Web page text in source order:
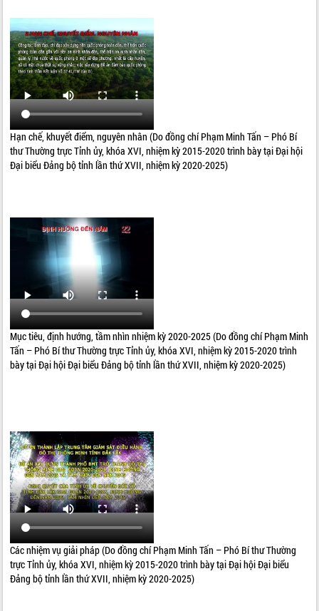
Hạn chế, khuyết điểm, nguyên nhân (Do đồng chí Phạm Minh Tấn – Phó Bí
thư Thường trực Tỉnh ủy, khóa XVI, nhiệm kỳ 2015-2020 trình bày tại Đại hội
Đại biểu Đảng bộ tỉnh lần thứ XVII, nhiệm kỳ 2020-2025)
Mục tiêu, định hướng, tầm nhìn nhiệm kỳ 2020-2025 (Do đồng chí Phạm Minh
Tấn – Phó Bí thư Thường trực Tỉnh ủy, khóa XVI, nhiệm kỳ 2015-2020 trình
bày tại Đại hội Đại biểu Đảng bộ tỉnh lần thứ XVII, nhiệm kỳ 2020-2025)
Các nhiệm vụ giải pháp (Do đồng chí Phạm Minh Tấn – Phó Bí thư Thường
trực Tỉnh ủy, khóa XVI, nhiệm kỳ 2015-2020 trình bày tại Đại hội Đại biểu
Đảng bộ tỉnh lần thứ XVII, nhiệm kỳ 2020-2025)